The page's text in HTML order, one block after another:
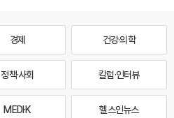
경제 건강·의학
정책·사회 칼럼·인터뷰
MEDI·K 헬스인뉴스